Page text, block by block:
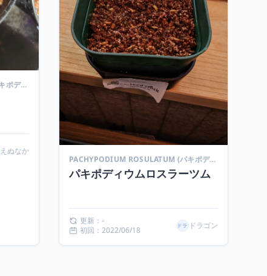
PACHYPODIUM ROSULATUM (パキポディウム ロスラーツム)
えぬなか
PACHYPODIUM ROSULATUM (パキポディウム ロスラーツム)
パキポディウムロスラーツム
更新：-
初回：2022/06/18
ドラゴン